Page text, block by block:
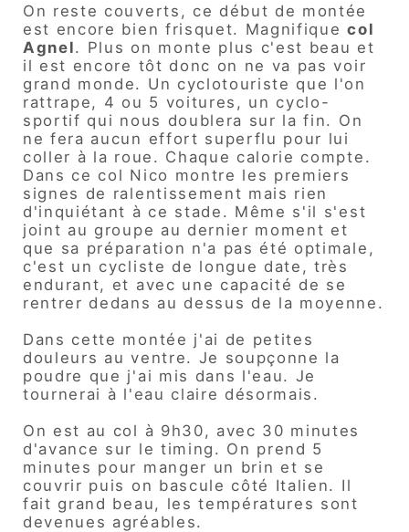
On reste couverts, ce début de montée
est encore bien frisquet. Magnifiquecol
Agnel. Plus on monte plus c'est beau et
il est encore tôt donc on ne va pas voir
grand monde. Un cyclotouriste que l'on
rattrape, 4 ou 5 voitures, un cyclo-
sportif qui nous doublera sur la fin. On
ne fera aucun effort superflu pour lui
coller à la roue. Chaque calorie compte.
Dans ce col Nico montre les premiers
signes de ralentissement mais rien
d'inquiétant à ce stade. Même s'il s'est
joint au groupe au dernier moment et
que sa préparation n'a pas été optimale,
c'est un cycliste de longue date, très
endurant, et avec une capacité de se
rentrer dedans au dessus de la moyenne.
Dans cette montée j'ai de petites
douleurs au ventre. Je soupçonne la
poudre que j'ai mis dans l'eau. Je
tournerai à l'eau claire désormais.
On est au col à 9h30, avec 30 minutes
d'avance sur le timing. On prend 5
minutes pour manger un brin et se
couvrir puis on bascule côté Italien. Il
fait grand beau, les températures sont
devenues agréables.